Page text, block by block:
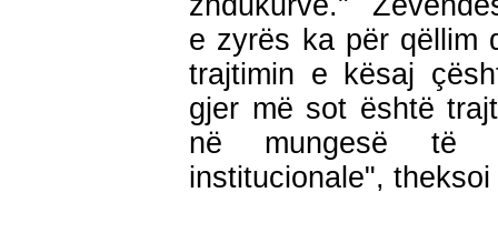
e zyrës ka për qëllim
trajtimin e kësaj
gjer më sot është
në mungesë të
institucionale",